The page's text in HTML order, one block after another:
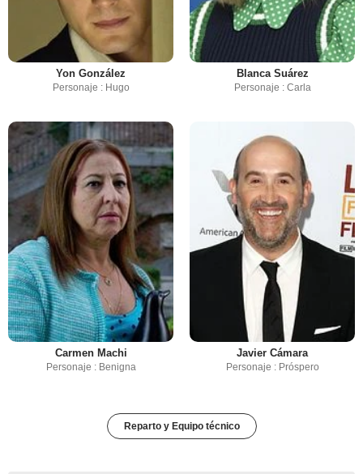
Yon González
Personaje : Hugo
Blanca Suárez
Personaje : Carla
Carmen Machi
Personaje : Benigna
Javier Cámara
Personaje : Próspero
Reparto y Equipo técnico